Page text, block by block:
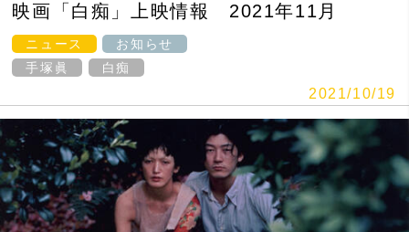
映画「白痴」上映情報 2021年11月
ニュース
お知らせ
手塚眞
白痴
2021/10/19